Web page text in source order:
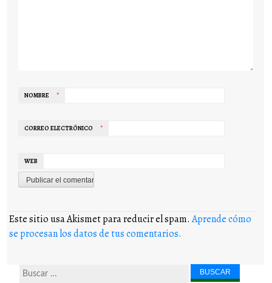
NOMBRE *
CORREO ELECTRÓNICO *
WEB
Este sitio usa Akismet para reducir el spam.Aprende cómo
se procesan los datos de tus comentarios.
Buscar...